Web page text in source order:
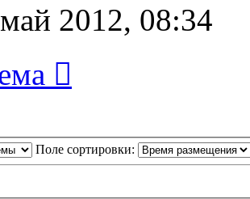
2012, 08:34
Поле сортировки: